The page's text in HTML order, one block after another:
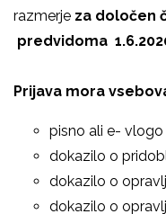
razmerje za določen
predvidoma
Prijava mora
pisno ali e- vlogo
dokazilo o
dokazilo o
dokazilo o